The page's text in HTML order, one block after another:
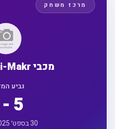
מרכז משחק
מכבי B. Jadeidi-Makr
גביע
- 5
30 בספט׳ 2025, 12:00